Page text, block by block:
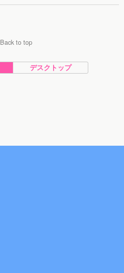
Back to top
デスクトップ